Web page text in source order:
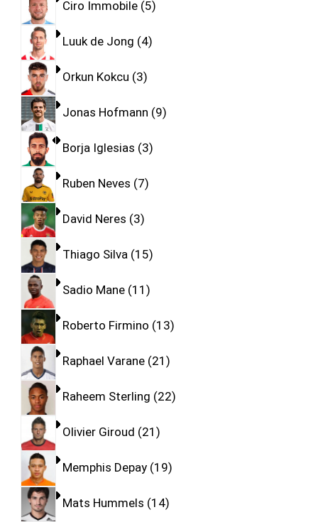
Ciro Immobile 5
Luuk de Jong 4
Orkun Kokcu 3
Jonas Hofmann 9
Borja Iglesias 3
Ruben Neves 7
David Neres 3
Thiago Silva 15
Sadio Mane 11
Roberto Firmino 13
Raphael Varane 21
Raheem Sterling 22
Olivier Giroud 21
Memphis Depay 19
Mats Hummels 14